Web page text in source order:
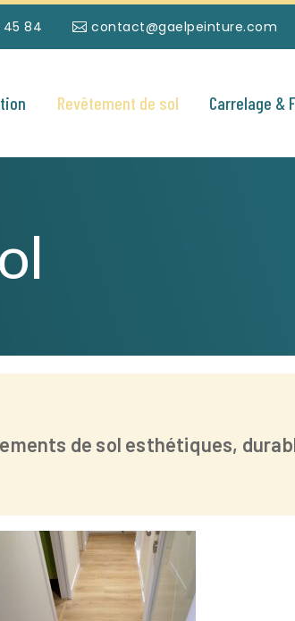
45 84 contact@gaelpeinture.com
Revêtement de sol Carrelage &
de sol esthétiques,